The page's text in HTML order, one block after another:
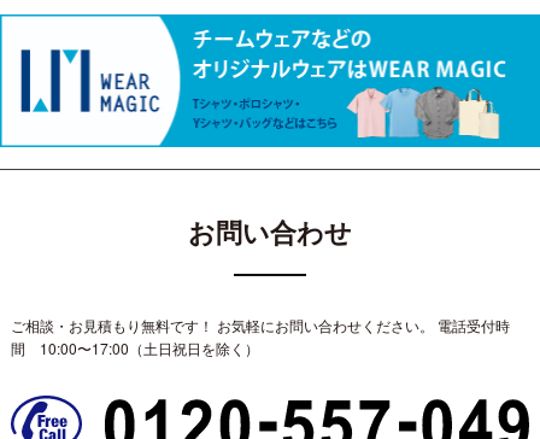
お問い合わせ
ご相談・お見積もり無料です！ お気軽にお問い合わせください。
電話受付時
間 10:00〜17:00（土日祝日を除く）